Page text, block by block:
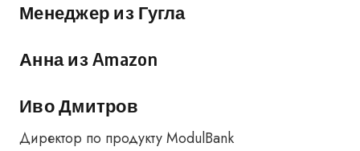
Менеджер из Гугла
Анна из Amazon
Иво Дмитров
Директор по продукту ModulBank